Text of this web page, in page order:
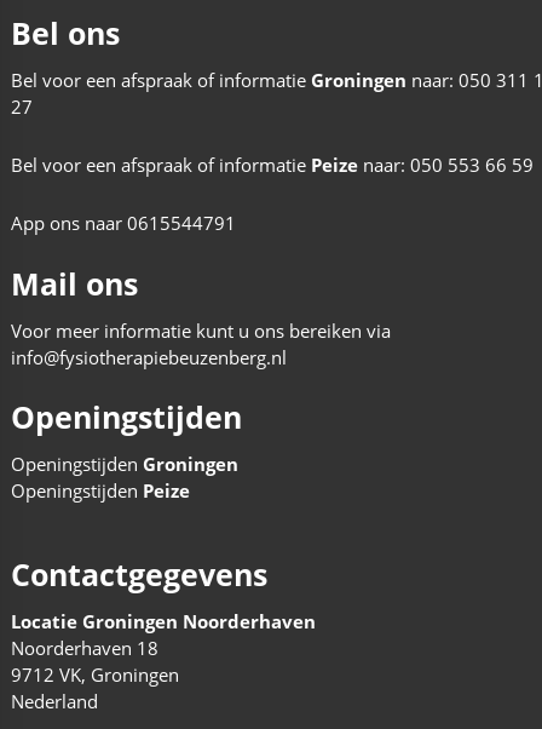
Bel ons
Bel voor een afspraak of informatie Groningen naar: 050 311
27
Bel voor een afspraak of informatie Peizenaar: 050 553 66 59
App ons naar 0615544791
Mail ons
Voor meer informatie kunt u ons bereiken via
info@fysiotherapiebeuzenberg.nl
Openingstijden
Openingstijden Groningen
Openingstijden Peize
Contactgegevens
Locatie Groningen Noorderhaven
Noorderhaven 18
9712 VK, Groningen
Nederland